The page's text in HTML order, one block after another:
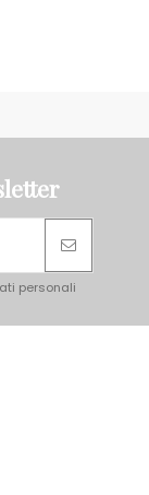
personali